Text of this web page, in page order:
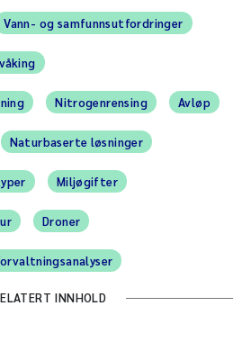
Vann- og samfunnsutfordringer
Nitrogenrensing Avløp
Naturbaserte løsninger
Miljøgifter
Droner
INNHOLD